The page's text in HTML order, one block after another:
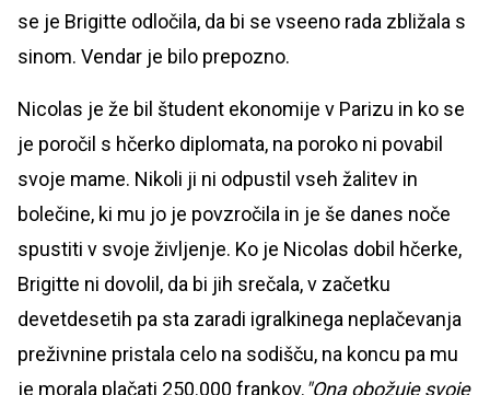
se je Brigitte odločila, da bi se vseeno rada zbližala s
sinom. Vendar je bilo prepozno.
Nicolas je že bil študent ekonomije v Parizu in ko se
je poročil s hčerko diplomata, na poroko ni povabil
svoje mame. Nikoli ji ni odpustil vseh žalitev in
bolečine, ki mu jo je povzročila in je še danes noče
spustiti v svoje življenje. Ko je Nicolas dobil hčerke,
Brigitte ni dovolil, da bi jih srečala, v začetku
devetdesetih pa sta zaradi igralkinega neplačevanja
preživnine pristala celo na sodišču, na koncu pa mu
je morala plačati 250.000 frankov."Ona obožuje svoje